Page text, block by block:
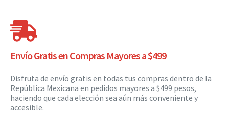
Envío Gratis en Compras Mayores a $499
Disfruta de envío gratis en todas tus compras dentro de la
República Mexicana en pedidos mayores a $499 pesos,
haciendo que cada elección sea aún más conveniente y
accesible.